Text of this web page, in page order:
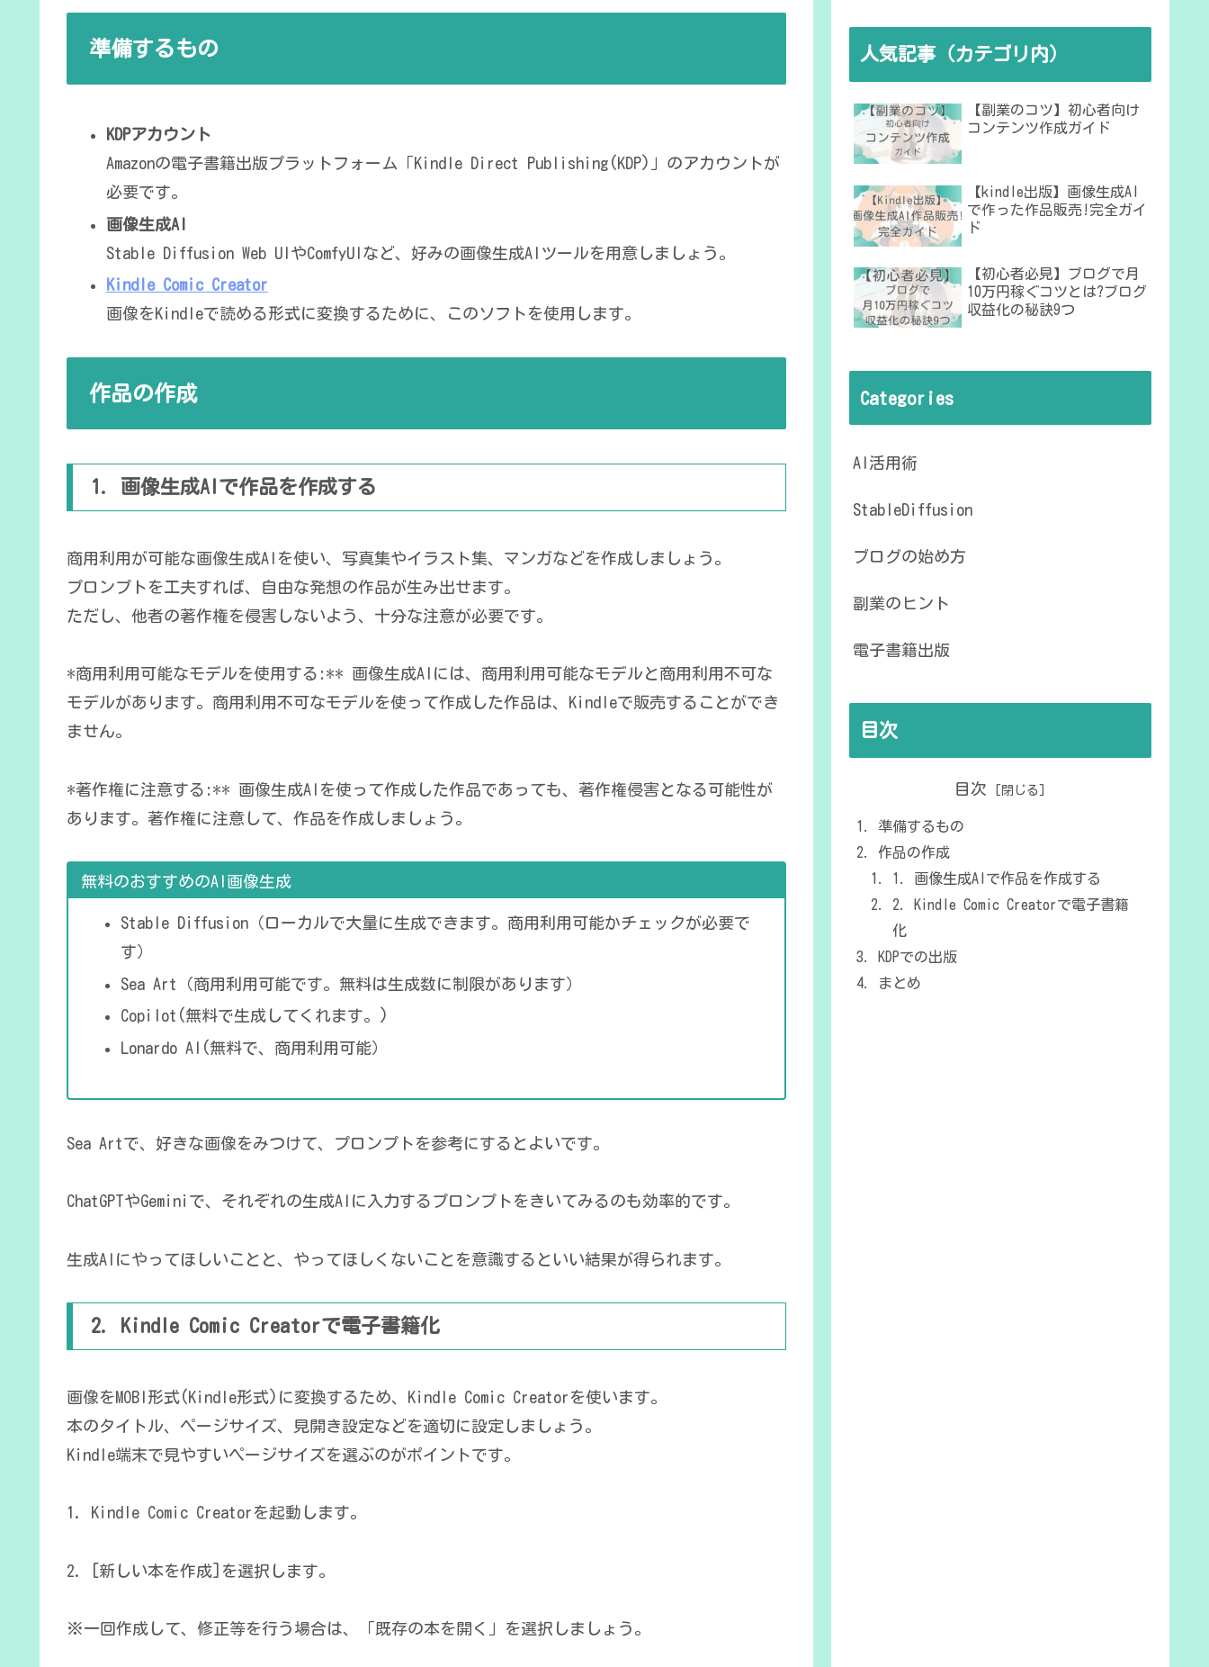
準備するもの
KDPアカウント
Amazonの電子書籍出版プラットフォーム「Kindle Direct Publishing(KDP)」のアカウントが
必要です。
画像生成AI
Stable Diffusion Web UIやComfyUIなど、好みの画像生成AIツールを用意しましょう。
Kindle Comic Creator
画像をKindleで読める形式に変換するために、このソフトを使用します。
作品の作成
1. 画像生成AIで作品を作成する
商用利用が可能な画像生成AIを使い、写真集やイラスト集、マンガなどを作成しましょう。
プロンプトを工夫すれば、自由な発想の作品が生み出せます。
ただし、他者の著作権を侵害しないよう、十分な注意が必要です。
*商用利用可能なモデルを使用する:** 画像生成AIには、商用利用可能なモデルと商用利用不可な
モデルがあります。商用利用不可なモデルを使って作成した作品は、Kindleで販売することができ
ません。
*著作権に注意する:** 画像生成AIを使って作成した作品であっても、著作権侵害となる可能性が
あります。著作権に注意して、作品を作成しましょう。
無料のおすすめのAI画像生成
Stable Diffusion（ローカルで大量に生成できます。商用利用可能かチェックが必要で
す）
Sea Art（商用利用可能です。無料は生成数に制限があります）
Copilot(無料で生成してくれます。)
Lonardo AI(無料で、商用利用可能）
Sea Artで、好きな画像をみつけて、プロンプトを参考にするとよいです。
ChatGPTやGeminiで、それぞれの生成AIに入力するプロンプトをきいてみるのも効率的です。
生成AIにやってほしいことと、やってほしくないことを意識するといい結果が得られます。
2. Kindle Comic Creatorで電子書籍化
画像をMOBI形式(Kindle形式)に変換するため、Kindle Comic Creatorを使います。
本のタイトル、ページサイズ、見開き設定などを適切に設定しましょう。
Kindle端末で見やすいページサイズを選ぶのがポイントです。
1. Kindle Comic Creatorを起動します。
2. [新しい本を作成]を選択します。
※一回作成して、修正等を行う場合は、「既存の本を開く」を選択しましょう。
人気記事（カテゴリ内）
【副業のコツ】初心者向け
コンテンツ作成ガイド
【kindle出版】画像生成AI
で作った作品販売!完全ガイ
ド
【初心者必見】ブログで月
10万円稼ぐコツとは?ブログ
収益化の秘訣9つ
Categories
AI活用術
StableDiffusion
ブログの始め方
副業のヒント
電子書籍出版
目次
目次
準備するもの
作品の作成
1. 画像生成AIで作品を作成する
2. Kindle Comic Creatorで電子書籍
化
KDPでの出版
まとめ